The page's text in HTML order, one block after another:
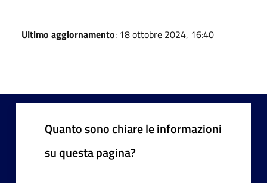
Ultimo aggiornamento: 18 ottobre 2024, 16:40
Quanto sono chiare le informazioni
su questa pagina?